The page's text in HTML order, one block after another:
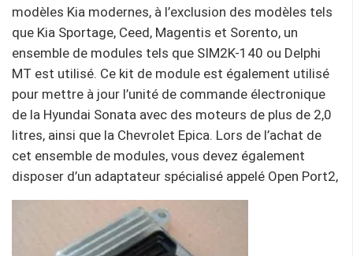
modèles Kia modernes, à l’exclusion des modèles tels
que Kia Sportage, Ceed, Magentis et Sorento, un
ensemble de modules tels que SIM2K-140 ou Delphi
MT est utilisé. Ce kit de module est également utilisé
pour mettre à jour l’unité de commande électronique
de la Hyundai Sonata avec des moteurs de plus de 2,0
litres, ainsi que la Chevrolet Epica. Lors de l’achat de
cet ensemble de modules, vous devez également
disposer d’un adaptateur spécialisé appelé Open Port2,